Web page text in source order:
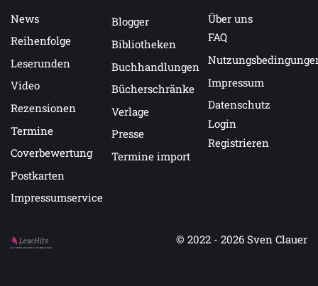
News
Reihenfolge
Leserunden
Video
Rezensionen
Termine
Coverbewertung
Postkarten
Impressumservice
Blogger
Bibliotheken
Buchhandlungen
Bücherschränke
Verlage
Presse
Termine import
Über uns
FAQ
Impressum
Datenschutz
Login
Registrieren
Auf LeseHits.de findest Du die besten Bücher.
© 2022 - 2026 Sven Clauer